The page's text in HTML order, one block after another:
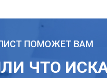
ПОМОЖЕТ ВАМ
ЧТО